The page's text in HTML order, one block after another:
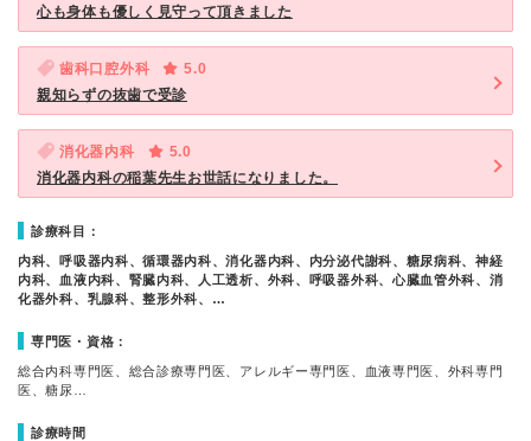
心も身体も優しく見守って頂きました
歯科口腔外科
5.0
親知らずの抜歯で受診
消化器内科
5.0
消化器内科の稲葉先生お世話になりました。
診療科目：
内科、呼吸器内科、循環器内科、消化器内科、内分泌代謝科、糖尿病科、神経
内科、血液内科、腎臓内科、人工透析、外科、呼吸器外科、心臓血管外科、消
化器外科、乳腺科、整形外科、…
専門医・資格：
総合内科専門医、総合診療専門医、アレルギー専門医、血液専門医、外科専門
医、糖尿…
診療時間